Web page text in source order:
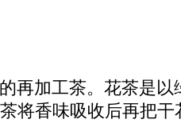
再加工茶。花茶是
将香味吸收后再把